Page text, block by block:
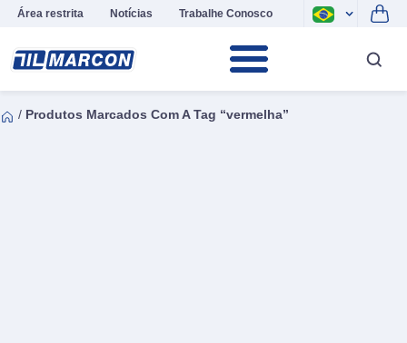
Área restrita Notícias Trabalhe Conosco
/ Produtos Marcados Com A Tag “vermelha”